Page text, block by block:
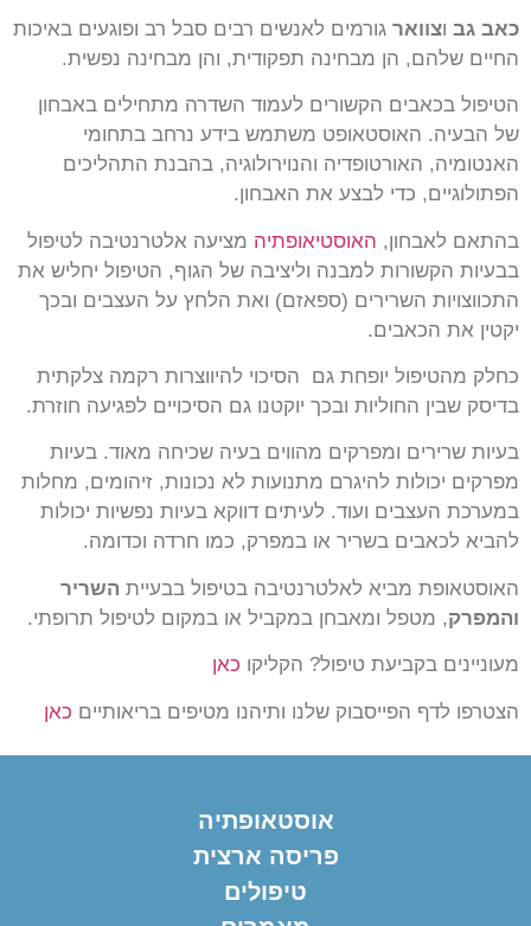
כאב גב וצוואר גורמים לאנשים רבים סבל רב ופוגעים באיכות
החיים שלהם, הן מבחינה תפקודית, והן מבחינה נפשית.
הטיפול בכאבים הקשורים לעמוד השדרה מתחילים באבחון
של הבעיה. האוסטאופט משתמש בידע נרחב בתחומי
האנטומיה, האורטופדיה והנוירולוגיה, בהבנת התהליכים
הפתולוגיים, כדי לבצע את האבחון.
בהתאם לאבחון, האוסטיאופתיה מציעה אלטרנטיבה לטיפול
בבעיות הקשורות למבנה וליציבה של הגוף, הטיפול יחליש את
התכווצויות השרירים (ספאזם) ואת הלחץ על העצבים ובכך
יקטין את הכאבים.
כחלק מהטיפול יופחת גם הסיכוי להיווצרות רקמה צלקתית
בדיסק שבין החוליות ובכך יוקטנו גם הסיכויים לפגיעה חוזרת.
בעיות שרירים ומפרקים מהווים בעיה שכיחה מאוד. בעיות
מפרקים יכולות להיגרם מתנועות לא נכונות, זיהומים, מחלות
במערכת העצבים ועוד. לעיתים דווקא בעיות נפשיות יכולות
להביא לכאבים בשריר או במפרק, כמו חרדה וכדומה.
האוסטאופת מביא לאלטרנטיבה בטיפול בבעיית השריר
והמפרק, מטפל ומאבחן במקביל או במקום לטיפול תרופתי.
מעוניינים בקביעת טיפול? הקליקו כאן
הצטרפו לדף הפייסבוק שלנו ותיהנו מטיפים בריאותיים כאן
אוסטאופתיה
פריסה ארצית
טיפולים